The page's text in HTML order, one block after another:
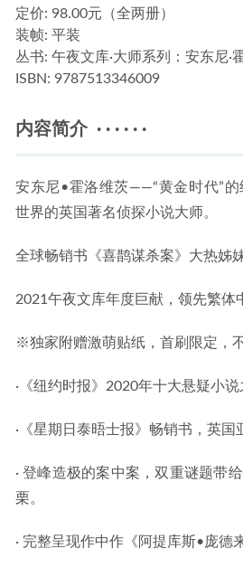
定价: 98.00元（全两册）
装帧: 平装
丛书: 午夜文库·大师系列：安东尼·
ISBN: 9787513346009
内容简介 · · · · · ·
安东尼•霍洛维茨——“黄金时代”
世界的英国著名侦探小说大师。
全球畅销书《喜鹊谋杀案》大热姊
2021午夜文库年度巨献，领先繁体
※独家附赠激萌贴纸，首刷限定，
·《纽约时报》2020年十大悬疑小说
·《星期日泰晤士报》畅销书，英国
· 登峰造极的案中案，双重谜题带
栗。
· 完整呈现作中作《阿提库斯•庞德